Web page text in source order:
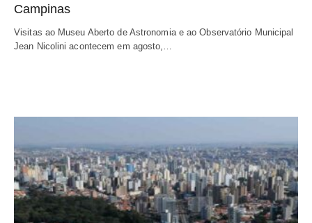
Campinas
Visitas ao Museu Aberto de Astronomia e ao Observatório Municipal
Jean Nicolini acontecem em agosto,…